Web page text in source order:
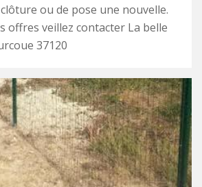
ou de pose une nouvelle.
offres veillez contacter La belle
37120